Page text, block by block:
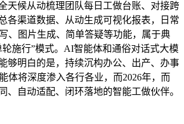
候从动梳理团队每日工做台账、对接跨
各渠道数据、从动生成可视化报表，日常
、图片生成、简单答疑等功能，属于典
轮施行”模式。AI智能体和通俗对话式大模
够明白的是，持续沉构办公、出产、办事
体将深度渗入各行各业，而2026年，而
、自动适配、闭环落地的智能工做伙伴。